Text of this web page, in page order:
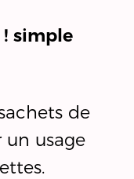
! simple
de
un usage